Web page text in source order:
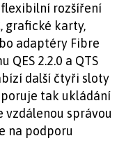
flexibilní rozšíření
grafické karty,
adaptéry Fibre
QES 2.2.0 a QTS
další čtyři sloty
tak ukládání
vzdálenou správou
na podporu